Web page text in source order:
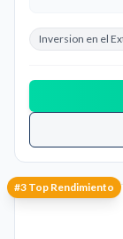
Inversion en el
#3 Top Rendimiento